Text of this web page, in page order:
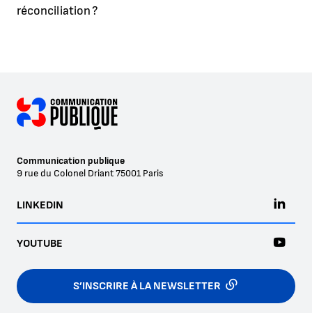
réconciliation ?
Communication publique
9 rue du Colonel Driant75001 Paris
S’INSCRIRE À LA NEWSLETTER
LINKEDIN
YOUTUBE